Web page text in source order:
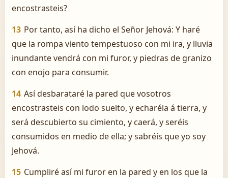
encostrasteis?
13 Por tanto, así ha dicho el Señor Jehová: Y haré
que la rompa viento tempestuoso con mi ira, y lluvia
inundante vendrá con mi furor, y piedras de granizo
con enojo para consumir.
14 Así desbarataré la pared que vosotros
encostrasteis con lodo suelto, y echaréla á tierra, y
será descubierto su cimiento, y caerá, y seréis
consumidos en medio de ella; y sabréis que yo soy
Jehová.
15 Cumpliré así mi furor en la pared y en los que la